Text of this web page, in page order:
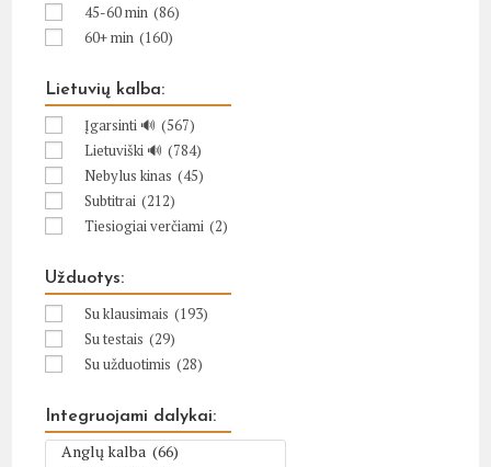
45-60 min (86)
60+ min (160)
Lietuvių kalba:
Įgarsinti 🔊 (567)
Lietuviški 🔊 (784)
Nebylus kinas (45)
Subtitrai (212)
Tiesiogiai verčiami (2)
Užduotys:
Su klausimais (193)
Su testais (29)
Su užduotimis (28)
Integruojami dalykai: